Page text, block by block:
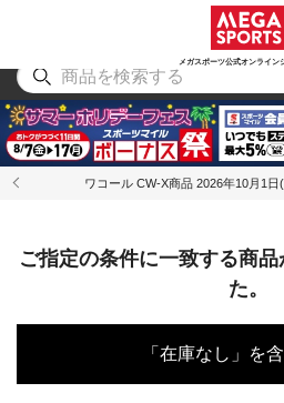
メガスポーツ公式オンライン
アウトドア
ワコール CW-X商品 2026年10月1
ご指定の条件に一致する商
た。
「在庫なし」を